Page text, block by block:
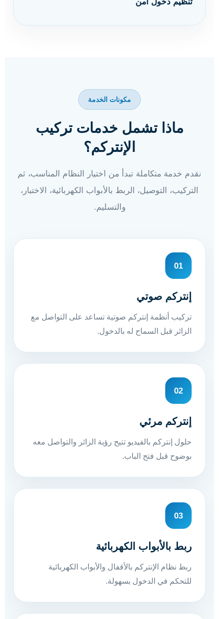
مكونات الخدمة
ماذا تشمل خدمات تركيب
الإنتركم؟
نقدم خدمة متكاملة تبدأ من اختيار النظام المناسب، ثم
التركيب، التوصيل، الربط بالأبواب الكهربائية، الاختبار،
والتسليم.
01
إنتركم صوتي
تركيب أنظمة إنتركم صوتية تساعد على التواصل مع
الزائر قبل السماح له بالدخول.
02
إنتركم مرئي
حلول إنتركم بالفيديو تتيح رؤية الزائر والتواصل معه
بوضوح قبل فتح الباب.
03
ربط بالأبواب الكهربائية
ربط نظام الإنتركم بالأقفال والأبواب الكهربائية
للتحكم في الدخول بسهولة.